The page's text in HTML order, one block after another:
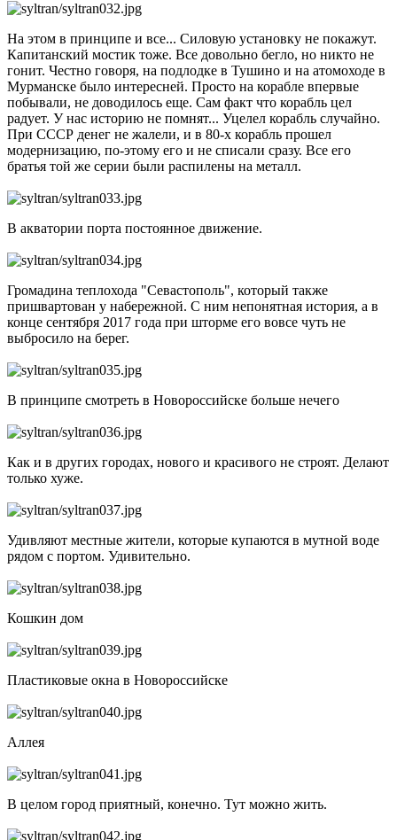
На этом в принципе и все... Силовую установку не покажут.
Капитанский мостик тоже. Все довольно бегло, но никто не
гонит. Честно говоря, на подлодке в Тушино и на атомоходе в
Мурманске было интересней. Просто на корабле впервые
побывали, не доводилось еще. Сам факт что корабль цел
радует. У нас историю не помнят... Уцелел корабль случайно.
При СССР денег не жалели, и в 80-х корабль прошел
модернизацию, по-этому его и не списали сразу. Все его
братья той же серии были распилены на металл.
В акватории порта постоянное движение.
Громадина теплохода "Севастополь", который также
пришвартован у набережной. С ним непонятная история, а в
конце сентября 2017 года при шторме его вовсе чуть не
выбросило на берег.
В принципе смотреть в Новороссийске больше нечего
Как и в других городах, нового и красивого не строят. Делают
только хуже.
Удивляют местные жители, которые купаются в мутной воде
рядом с портом. Удивительно.
Кошкин дом
Пластиковые окна в Новороссийске
Аллея
В целом город приятный, конечно. Тут можно жить.